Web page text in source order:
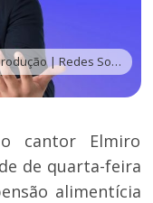
Foto: Reprodução | Redes Sociais
cantor Elmiro
de quarta-feira
alimentícia